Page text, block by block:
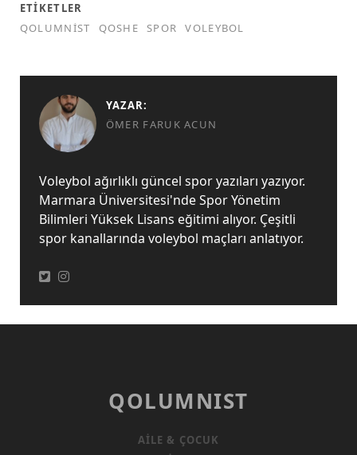
ETIKETLER
QOLUMNIST
QOSHE SPOR VOLEYBOL
YAZAR:
ÖMER FARUK ACUN
Voleybol ağırlıklı güncel spor yazıları yazıyor.
Marmara Üniversitesi'nde Spor Yönetim
Bilimleri Yüksek Lisans eğitimi alıyor. Çeşitli
spor kanallarında voleybol maçları anlatıyor.
QOLUMNIST
AILE & ÇOCUK